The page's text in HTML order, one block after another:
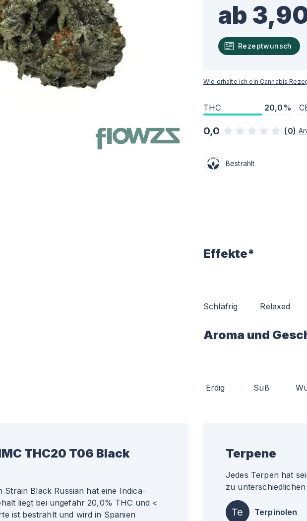
ab
Rezeptwunsch
Wie erhalte ich ein Cannabis
THC 20,0%
0,0 (0)
Bestrahlt
Effekte*
Schläfrig Relaxed
Aroma und
Erdig Süß
THC20 T06 Black
Strain Black Russian hat eine Indica-
liegt bei ungefähr 20,0% THC und <
ist bestrahlt und wird in Spanien
Terpene
Jedes Terpen hat
zu
Te Terpinolen